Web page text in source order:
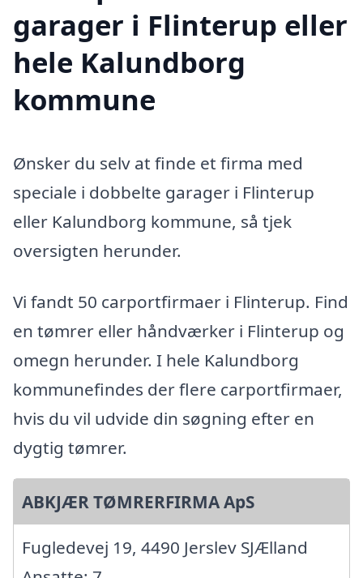
garager i Flinterup eller
hele Kalundborg
kommune
Ønsker du selv at finde et firma med
speciale i dobbelte garager i Flinterup
eller Kalundborg kommune, så tjek
oversigten herunder.
Vi fandt 50 carportfirmaer i Flinterup. Find
en tømrer eller håndværker i Flinterup og
omegn herunder. I hele Kalundborg
kommunefindes der flere carportfirmaer,
hvis du vil udvide din søgning efter en
dygtig tømrer.
ABKJÆR TØMRERFIRMA ApS
Fugledevej 19, 4490 Jerslev SJÆlland